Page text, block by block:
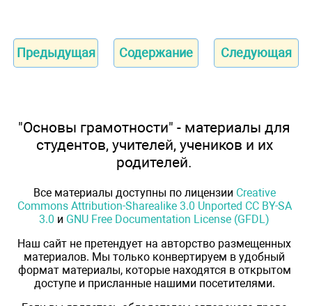
Предыдущая Содержание Следующая
"Основы грамотности" - материалы для
студентов, учителей, учеников и их
родителей.
Все материалы доступны по лицензии Creative
Commons Attribution-Sharealike 3.0 Unported CC BY-SA
3.0 и GNU Free Documentation License (GFDL)
Наш сайт не претендует на авторство размещенных
материалов. Мы только конвертируем в удобный
формат материалы, которые находятся в открытом
доступе и присланные нашими посетителями.